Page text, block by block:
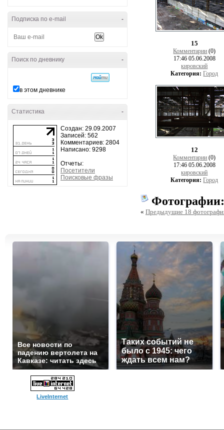
-
Подписка по e-mail
-
Поиск по дневнику
в этом дневнике
-
Статистика
Создан: 29.09.2007
Записей: 562
Комментариев: 2804
Написано: 9298
Отчеты:
Посетители
Поисковые фразы
15
Комментарии (0)
17:46 05.06.2008
кировский
Категория: Город
12
Комментарии (0)
17:46 05.06.2008
кировский
Категория: Город
Фотографии:
« Предыдущие 18
Все новости по
падению вертолета на
Кавказе: читать здесь
Таких событий не
было с 1945: чего
ждать всем нам?
LiveInternet